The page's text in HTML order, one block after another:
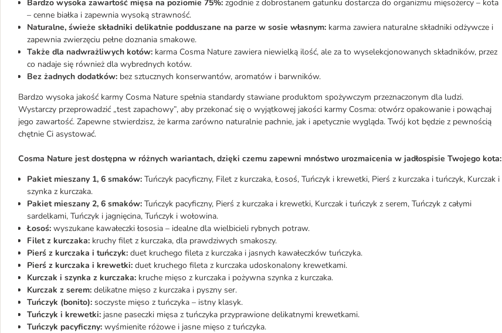
Bardzo wysoka zawartość mięsa na poziomie 75%: zgodnie z dobrostanem gatunku dostarcza do organizmu mięsożercy – kota
– cenne białka i zapewnia wysoką strawność.
Naturalne, świeże składniki delikatnie podduszane na parze w sosie własnym: karma zawiera naturalne składniki odżywcze i
zapewnia zwierzęciu pełne doznania smakowe.
Także dla nadwrażliwych kotów: karma Cosma Nature zawiera niewielką ilość, ale za to wyselekcjonowanych składników, przez
co nadaje się również dla wybrednych kotów.
Bez żadnych dodatków: bez sztucznych konserwantów, aromatów i barwników.
Bardzo wysoka jakość karmy Cosma Nature spełnia standardy stawiane produktom spożywczym przeznaczonym dla ludzi.
Wystarczy przeprowadzić „test zapachowy”, aby przekonać się o wyjątkowej jakości karmy Cosma: otwórz opakowanie i powąchaj
jego zawartość. Zapewne stwierdzisz, że karma zarówno naturalnie pachnie, jak i apetycznie wygląda. Twój kot będzie z pewnością
chętnie Ci asystować.
Cosma Nature jest dostępna w różnych wariantach, dzięki czemu zapewni mnóstwo urozmaicenia w jadłospisie Twojego kota:
Pakiet mieszany 1, 6 smaków: Tuńczyk pacyficzny, Filet z kurczaka, Łosoś, Tuńczyk i krewetki, Pierś z kurczaka i tuńczyk, Kurczak i
szynka z kurczaka.
Pakiet mieszany 2, 6 smaków: Tuńczyk pacyficzny, Pierś z kurczaka i krewetki, Kurczak i tuńczyk z serem, Tuńczyk z całymi
sardelkami, Tuńczyk i jagnięcina, Tuńczyk i wołowina.
Łosoś: wyszukane kawałeczki łososia – idealne dla wielbicieli rybnych potraw.
Filet z kurczaka: kruchy filet z kurczaka, dla prawdziwych smakoszy.
Pierś z kurczaka i tuńczyk: duet kruchego fileta z kurczaka i jasnych kawałeczków tuńczyka.
Pierś z kurczaka i krewetki: duet kruchego fileta z kurczaka udoskonalony krewetkami.
Kurczak i szynka z kurczaka: kruche mięso z kurczaka i pożywna szynka z kurczaka.
Kurczak z serem: delikatne mięso z kurczaka i pyszny ser.
Tuńczyk (bonito): soczyste mięso z tuńczyka – istny klasyk.
Tuńczyk i krewetki: jasne paseczki mięsa z tuńczyka przyprawione delikatnymi krewetkami.
Tuńczyk pacyficzny: wyśmienite różowe i jasne mięso z tuńczyka.